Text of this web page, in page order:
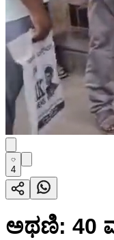
4
ಅಥಣಿ: 40